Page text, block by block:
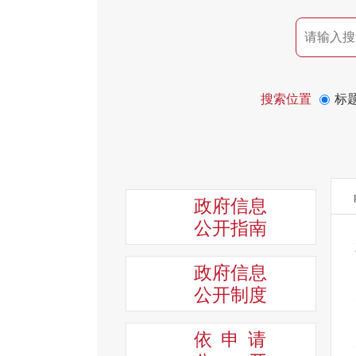
搜索位置 标
政府信息
公开指南
政府信息
公开制度
依申请